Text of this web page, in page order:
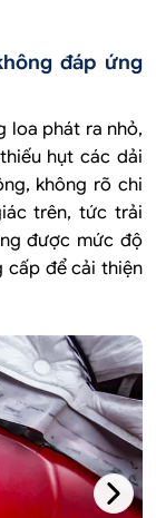
đáp ứng
loa phát ra nhỏ,
hụt các dải
không rõ chi
trên, tức trải
được mức độ
cấp để cải thiện